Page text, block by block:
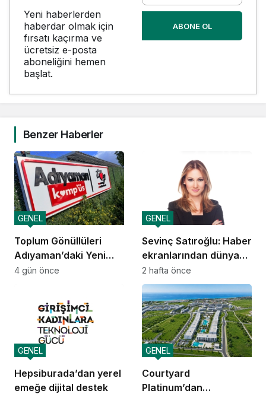
Yeni haberlerden
haberdar olmak için
fırsatı kaçırma ve
ücretsiz e-posta
aboneliğini hemen
başlat.
ABONE OL
Benzer Haberler
Toplum Gönüllüleri
Adıyaman’daki Yeni
Kamp’üs’te yılda 2.000
GENEL
4 gün önce
Sevinç Satıroğlu: Haber
ekranlarından dünya
sahnelerine taşınan
güven
GENEL
2 hafta önce
Hepsiburada’dan yerel
emeğe dijital destek
GENEL
Courtyard
Platinum’dan
GENEL